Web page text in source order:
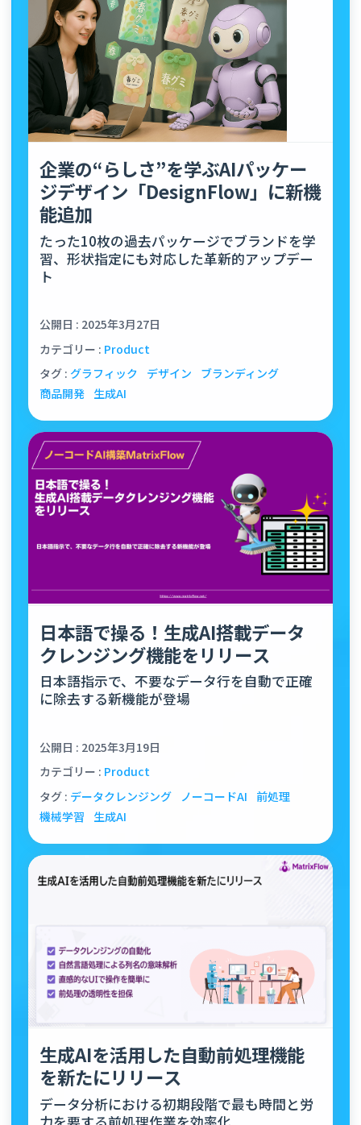
企業の“らしさ”を学ぶAIパッケー
ジデザイン「DesignFlow」に新機
能追加
たった10枚の過去パッケージでブランドを学
習、形状指定にも対応した革新的アップデー
ト
公開日 : 2025年3月27日
カテゴリー : Product
タグ : グラフィック デザイン
ブランディング
商品開発 生成AI
日本語で操る！生成AI搭載データ
クレンジング機能をリリース
日本語指示で、不要なデータ行を自動で正確
に除去する新機能が登場
公開日 : 2025年3月19日
カテゴリー : Product
タグ : データクレンジング ノーコードAI
前処理
機械学習
生成AI
生成AIを活用した自動前処理機能
を新たにリリース
データ分析における初期段階で最も時間と労